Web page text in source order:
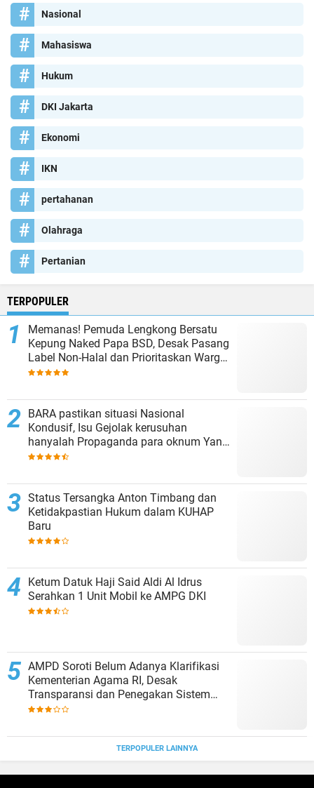
Nasional
Mahasiswa
Hukum
DKI Jakarta
Ekonomi
IKN
pertahanan
Olahraga
Pertanian
TERPOPULER
Memanas! Pemuda Lengkong Bersatu
Kepung Naked Papa BSD, Desak Pasang
Label Non-Halal dan Prioritaskan Warga
Lokal
BARA pastikan situasi Nasional
Kondusif, Isu Gejolak kerusuhan
hanyalah Propaganda para oknum Yang
tidak cinta NKRI!!!
Status Tersangka Anton Timbang dan
Ketidakpastian Hukum dalam KUHAP
Baru
Ketum Datuk Haji Said Aldi Al Idrus
Serahkan 1 Unit Mobil ke AMPG DKI
AMPD Soroti Belum Adanya Klarifikasi
Kementerian Agama RI, Desak
Transparansi dan Penegakan Sistem
Merit dalam Pengisian Jabatan
TERPOPULER LAINNYA